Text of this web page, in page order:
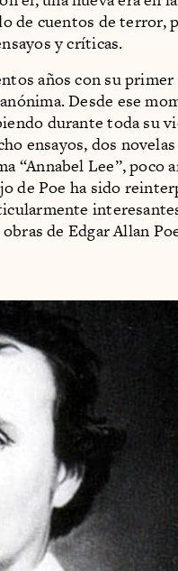
de cuentos de terror,
y críticas.
años con su
Desde ese
durante toda su
ensayos, dos
“Annabel Lee”, poco
de Poe ha sido
de Edgar Allan